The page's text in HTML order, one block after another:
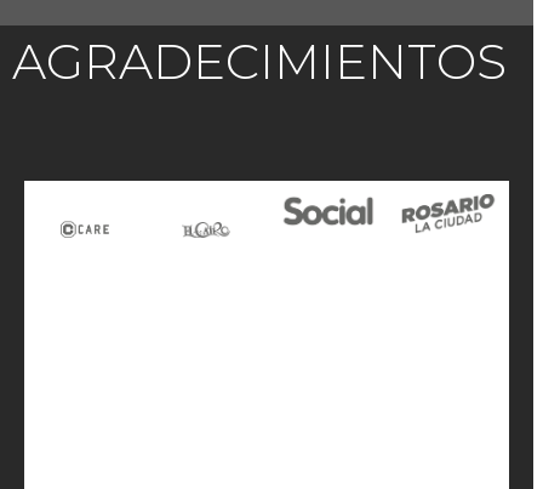
AGRADECIMIENTOS